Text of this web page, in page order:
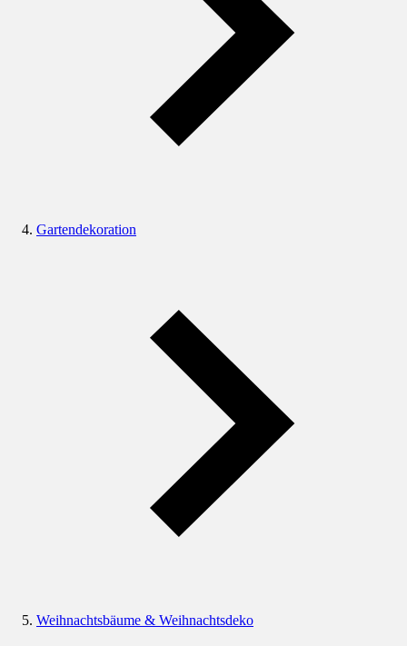
Gartendekoration
Weihnachtsbäume & Weihnachtsdeko